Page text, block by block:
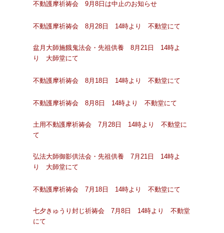
不動護摩祈祷会 9月8日は中止のお知らせ
不動護摩祈祷会 8月28日 14時より 不動堂にて
盆月大師施餓鬼法会・先祖供養 8月21日 14時よ
り 大師堂にて
不動護摩祈祷会 8月18日 14時より 不動堂にて
不動護摩祈祷会 8月8日 14時より 不動堂にて
土用不動護摩祈祷会 7月28日 14時より 不動堂に
て
弘法大師御影供法会・先祖供養 7月21日 14時よ
り 大師堂にて
不動護摩祈祷会 7月18日 14時より 不動堂にて
七夕きゅうり封じ祈祷会 7月8日 14時より 不動堂
にて